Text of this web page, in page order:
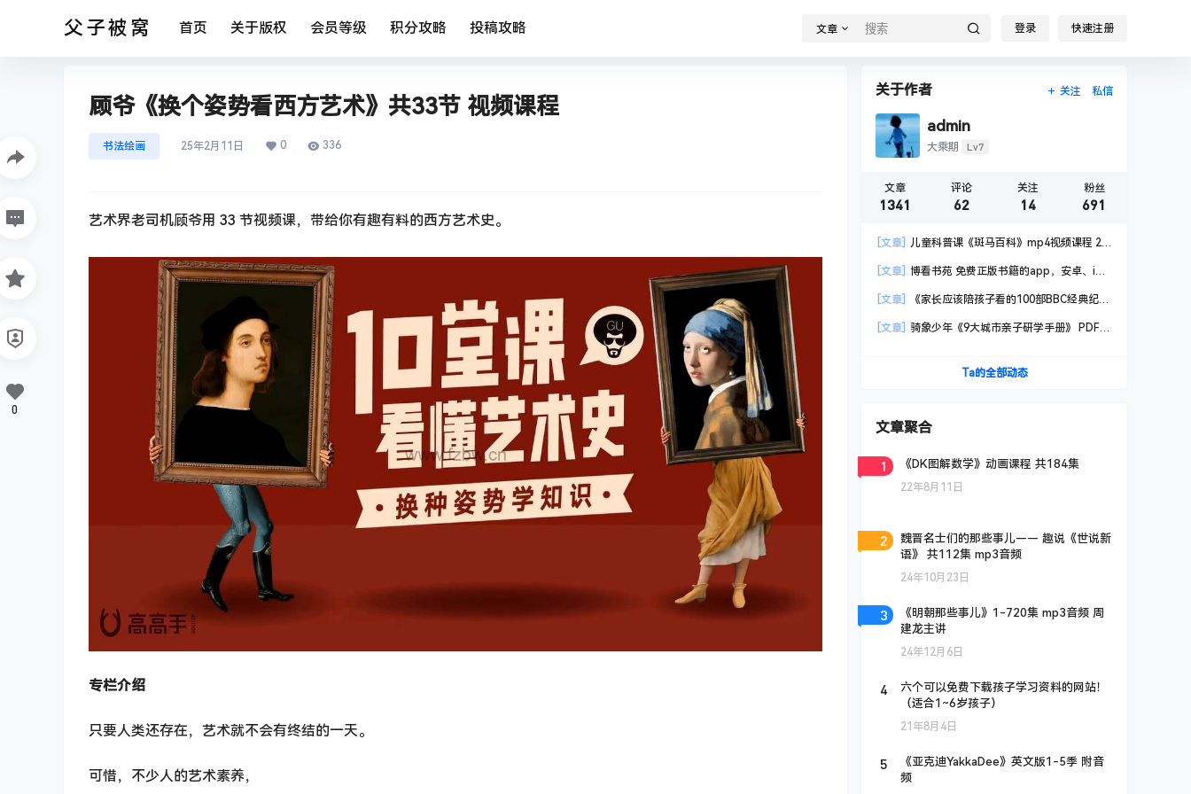
父子被窝 首页 关于版权 会员等级 积分攻略 投稿攻略 文章 登录 快速注册
顾爷《换个姿势看西方艺术》共33节 视频课程
书法绘画 25年2月11日 0 336
艺术界老司机顾爷用 33 节视频课，带给你有趣有料的西方艺术史。
专栏介绍
只要人类还存在，艺术就不会有终结的一天。
可惜，不少人的艺术素养，
0
关于作者 关注 私信
admin
大乘期 Lv7
文章
1341
评论
62
关注
14
粉丝
691
[文章]
儿童科普课《斑马百科》mp4视频课程 20
[文章]
博看书苑 免费正版书籍的app，安卓、iOS
[文章]
《家长应该陪孩子看的100部BBC经典纪录
[文章]
骑象少年《9大城市亲子研学手册》 PDF格
Ta的全部动态
文章聚合
1 《DK图解数学》动画课程 共184集
22年8月11日
2
魏晋名士们的那些事儿—— 趣说《世说新
语》 共112集 mp3音频
24年10月23日
3
《明朝那些事儿》1-720集 mp3音频 周
建龙主讲
24年12月6日
4
六个可以免费下载孩子学习资料的网站！
（适合1~6岁孩子）
21年8月4日
5
《亚克迪YakkaDee》英文版1-5季 附音
频